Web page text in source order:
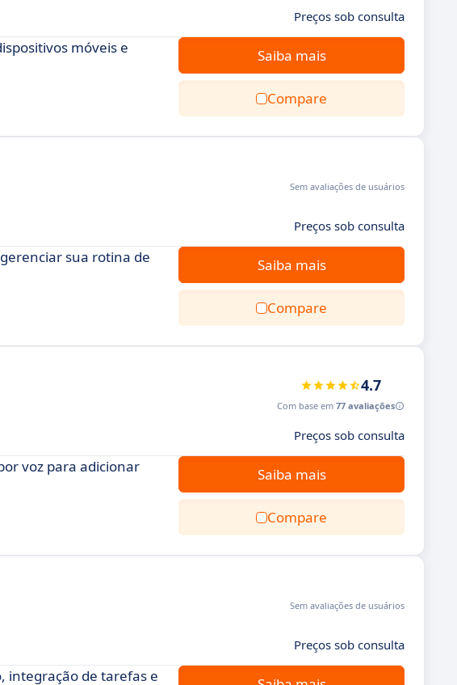
Preços sob consulta
móveis e
Saiba mais
Compare
Sem avaliações de usuários
Preços sob consulta
sua rotina de
Saiba mais
Compare
4.7
Com base em 77 avaliações
Preços sob consulta
voz para adicionar
Saiba mais
Compare
Sem avaliações de usuários
Preços sob consulta
integração de tarefas e